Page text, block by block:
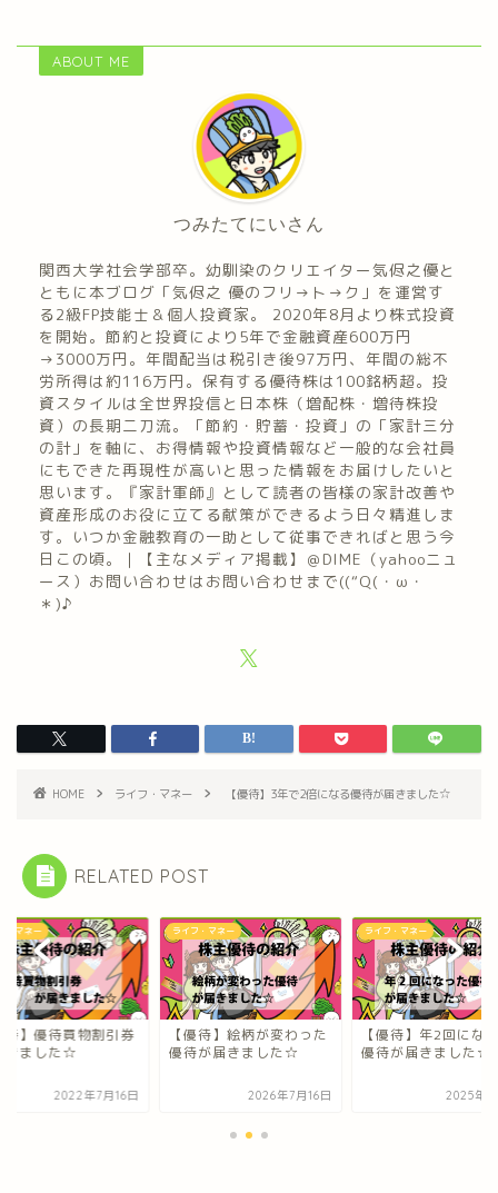
ABOUT ME
つみたてにいさん
関西大学社会学部卒。幼馴染のクリエイター気侭之優と
ともに本ブログ「気侭之 優のフリ→ト→ク」を運営す
る2級FP技能士＆個人投資家。 2020年8月より株式投資
を開始。節約と投資により5年で金融資産600万円
→3000万円。年間配当は税引き後97万円、年間の総不
労所得は約116万円。保有する優待株は100銘柄超。投
資スタイルは全世界投信と日本株（増配株・増待株投
資）の長期二刀流。「節約・貯蓄・投資」の「家計三分
の計」を軸に、お得情報や投資情報など一般的な会社員
にもできた再現性が高いと思った情報をお届けしたいと
思います。『家計軍師』として読者の皆様の家計改善や
資産形成のお役に立てる献策ができるよう日々精進しま
す。いつか金融教育の一助として従事できればと思う今
日この頃。｜【主なメディア掲載】＠DIME（yahooニュ
ース）お問い合わせはお問い合わせまで((“Q(・ω・
＊)♪
HOME ライフ・マネー 【優待】3年で2倍になる優待が届きました☆
RELATED POST
・マネー
待】優待買物割引券
きました☆
2022年7月16日
ライフ・マネー
【優待】絵柄が変わった
優待が届きました☆
2026年7月16日
ライフ・マネー
【優待】年2回にな
優待が届きました☆
2025年6